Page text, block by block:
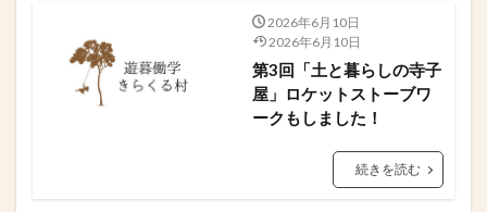
2026年6月10日
2026年6月10日
​第3回「土と暮らしの寺子
屋」ロケットストーブワ
ークもしました！
続きを読む